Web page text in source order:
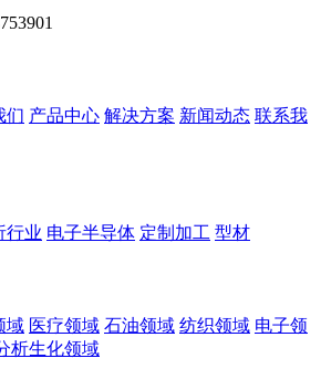
们 产品中心 解决方案 新闻动态 联系我
行业 电子半导体 定制加工 型材
域 医疗领域 石油领域 纺织领域 电子领
析生化领域